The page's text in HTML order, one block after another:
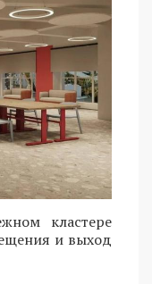
кластере
и выход